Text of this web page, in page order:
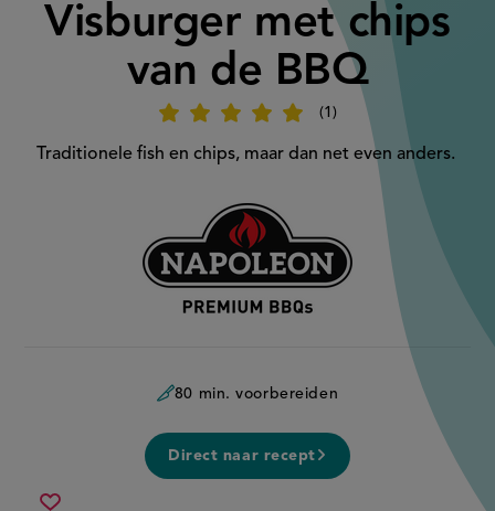
Visburger met chips
van de BBQ
1
Beoordeel
'Visburger
met
de
BBQ'
Traditionele fish en chips, maar dan net even anders.
Aangeboden
door:
80 min. voorbereiden
Direct naar recept